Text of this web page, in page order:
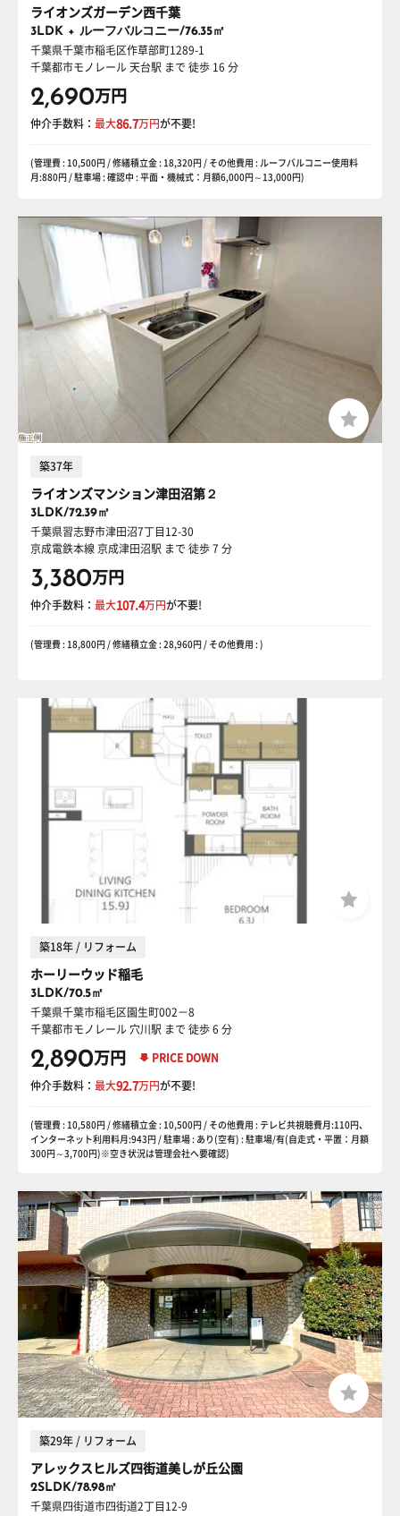
ライオンズガーデン西千葉
3LDK + ルーフバルコニー/76.35㎡
千葉県千葉市稲毛区作草部町1289-1
千葉都市モノレール 天台駅 まで 徒歩 16 分
2,690万円
仲介手数料： 最大86.7万円が不要!
(管理費 : 10,500円 / 修繕積立金 : 18,320円 / その他費用 : ルーフバルコニー使用料
月:880円 / 駐車場 : 確認中 : 平面・機械式：月額6,000円～13,000円)
築37年
ライオンズマンション津田沼第２
3LDK/72.39㎡
千葉県習志野市津田沼7丁目12-30
京成電鉄本線 京成津田沼駅 まで 徒歩 7 分
3,380万円
仲介手数料： 最大107.4万円が不要!
(管理費 : 18,800円 / 修繕積立金 : 28,960円 / その他費用 : )
築18年 / リフォーム
ホーリーウッド稲毛
3LDK/70.5㎡
千葉県千葉市稲毛区園生町002－8
千葉都市モノレール 穴川駅 まで 徒歩 6 分
2,890万円 PRICE DOWN
仲介手数料： 最大92.7万円が不要!
(管理費 : 10,580円 / 修繕積立金 : 10,500円 / その他費用 : テレビ共視聴費月:110円、
インターネット利用料月:943円 / 駐車場 : あり(空有) : 駐車場/有(自走式・平置：月額
300円～3,700円)※空き状況は管理会社へ要確認)
築29年 / リフォーム
アレックスヒルズ四街道美しが丘公園
2SLDK/78.98㎡
千葉県四街道市四街道2丁目12-9